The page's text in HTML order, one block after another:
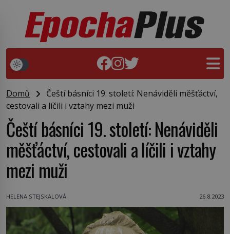
Domů
Čeští básníci 19. století: Nenáviděli měšťáctví,
cestovali a líčili i vztahy mezi muži
Čeští básníci 19. století: Nenáviděli
měšťáctví, cestovali a líčili i vztahy
mezi muži
HELENA STEJSKALOVÁ 26.8.2023